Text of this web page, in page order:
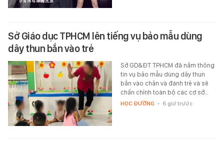
Sở Giáo dục TPHCM lên tiếng vụ bảo mẫu dùng
dây thun bắn vào trẻ
Sở GD&ĐT TPHCM đã nắm thông
tin vụ bảo mẫu dùng dây thun
bắn vào chân và đánh trẻ và sẽ
chấn chỉnh toàn bộ các cơ sở…
HỌC ĐƯỜNG - 6 giờ trước